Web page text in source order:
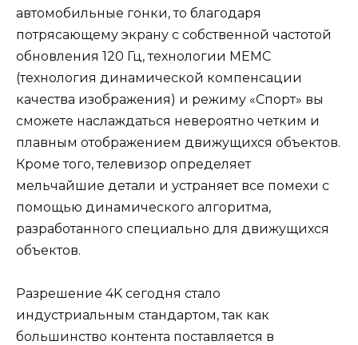
автомобильные гонки, то благодаря
потрясающему экрану с собственной частотой
обновления 120 Гц, технологии MEMC
(технология динамической компенсации
качества изображения) и режиму «Спорт» вы
сможете наслаждаться невероятно четким и
плавным отображением движущихся объектов.
Кроме того, телевизор определяет
мельчайшие детали и устраняет все помехи с
помощью динамического алгоритма,
разработанного специально для движущихся
объектов.
Разрешение 4K сегодня стало
индустриальным стандартом, так как
большинство контента поставляется в